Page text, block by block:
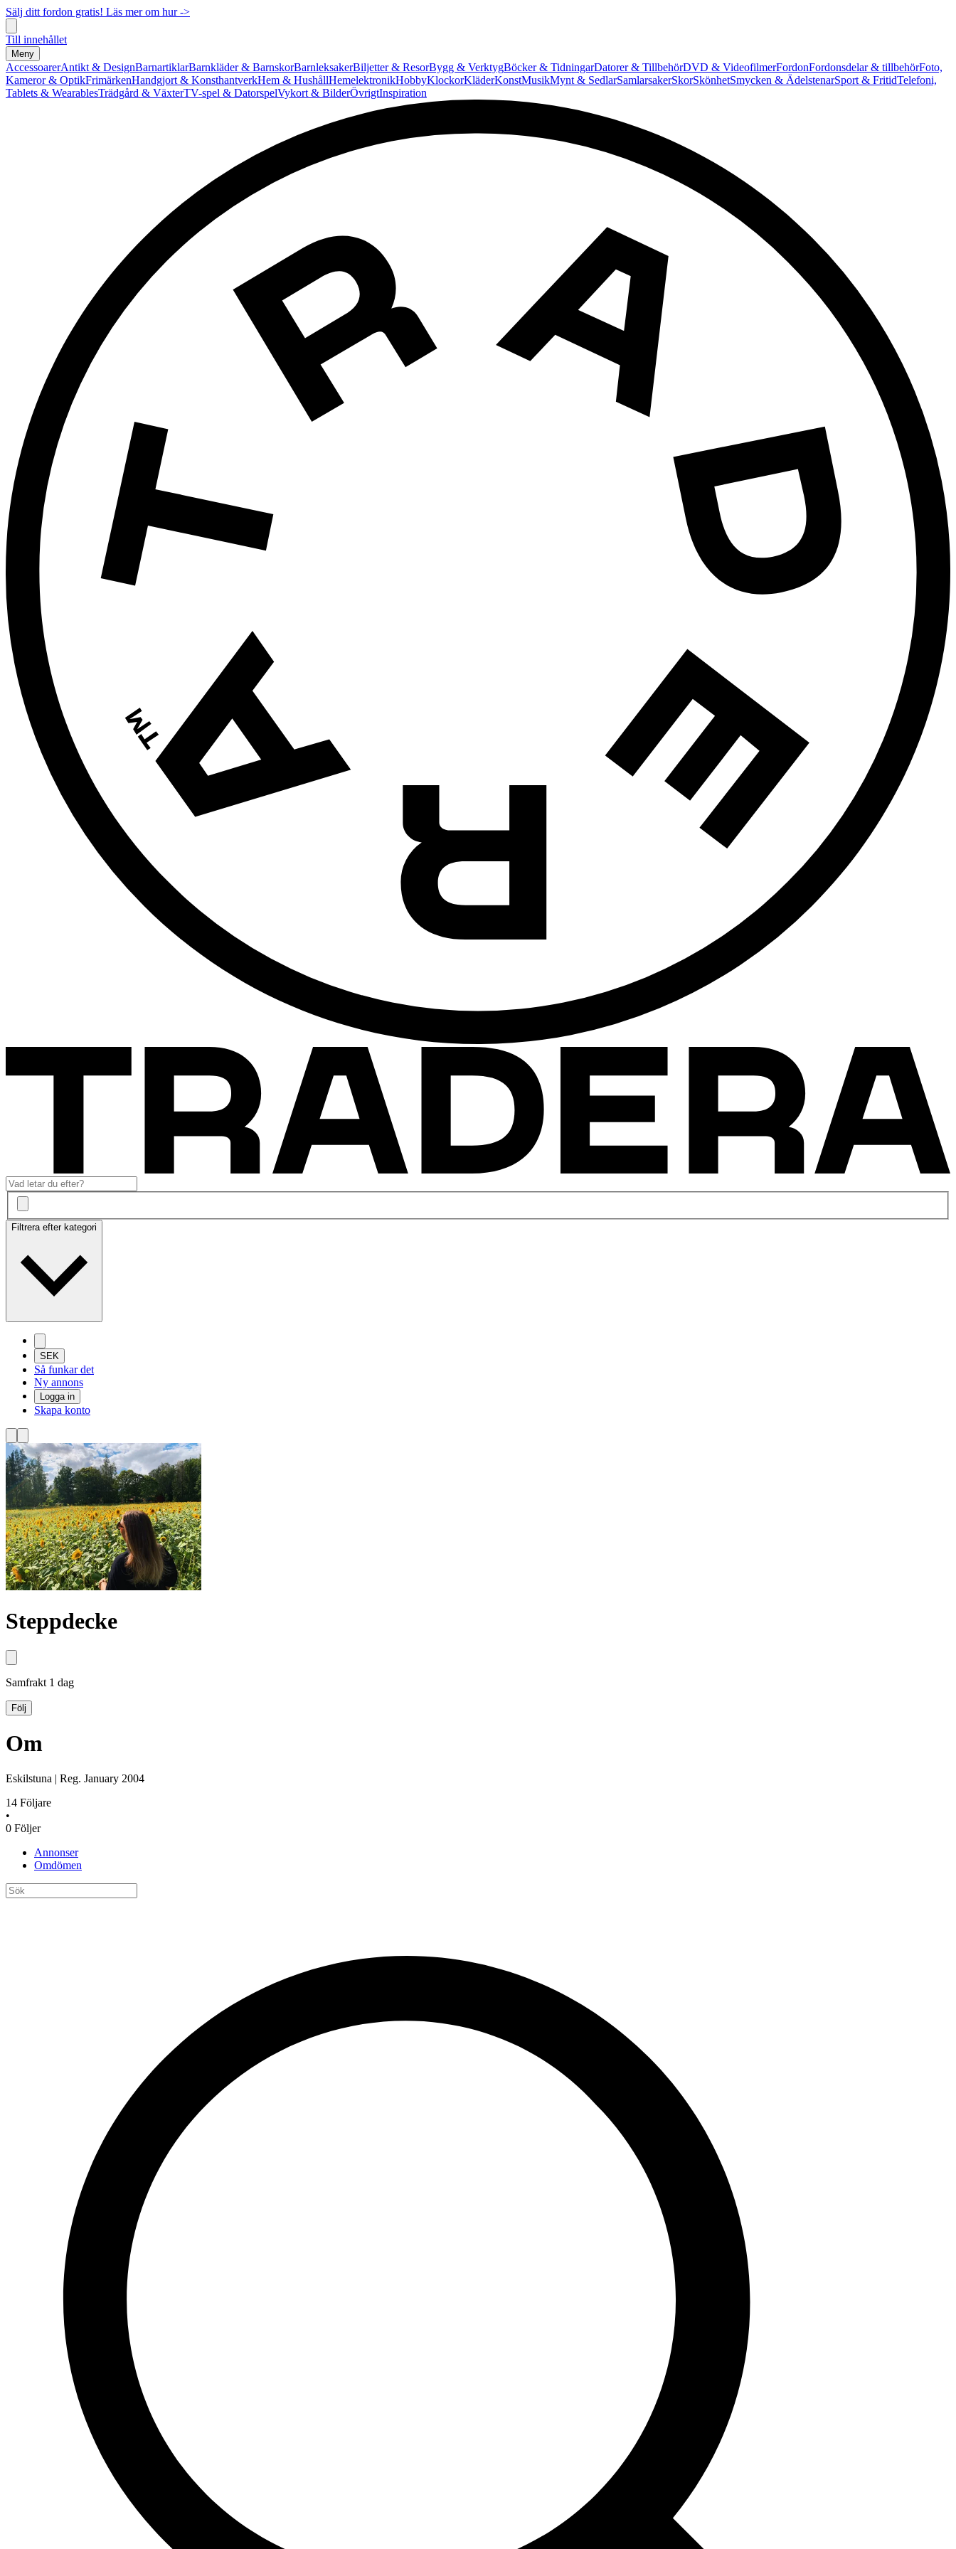
Sälj ditt fordon gratis! Läs mer om hur ->
Till innehållet
Meny
AccessoarerAntikt & DesignBarnartiklarBarnkläder & BarnskorBarnleksakerBiljetter & ResorBygg & VerktygBöcker & TidningarDatorer & TillbehörDVD & VideofilmerFordonFordonsdelar & tillbehörFoto,
Kameror & OptikFrimärkenHandgjort & KonsthantverkHem & HushållHemelektronikHobbyKlockorKläderKonstMusikMynt & SedlarSamlarsakerSkorSkönhetSmycken & ÄdelstenarSport & FritidTelefoni,
Tablets & WearablesTrädgård & VäxterTV-spel & DatorspelVykort & BilderÖvrigtInspiration
Filtrera efter kategori
SEK
Så funkar det
Ny annons
Logga in
Skapa konto
Steppdecke
Samfrakt 1 dag
Följ
Om
Eskilstuna | Reg. January 2004
14 Följare
•
0 Följer
Annonser
Omdömen